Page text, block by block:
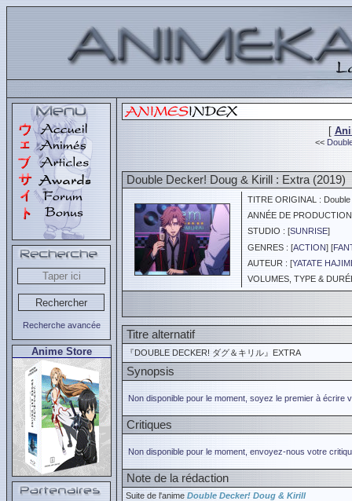
Recherche avancée
Anime Store
[
<<
Double Decker! Doug & Kirill : Extra (2019)
TITRE ORIGINAL :
ANNÉE DE
STUDIO : [SUNRISE]
GENRES : [ACTION] [
AUTEUR : [YATATE
VOLUMES, TYPE &
Titre alternatif
『DOUBLE DECKER! ダグ＆キリル』EXTRA
Synopsis
Non disponible pour le moment, soyez le premier à écrire
Critiques
Non disponible pour le moment, envoyez-nous votre
Note de la rédaction
Suite de l'anime Double Decker! Doug & Kirill